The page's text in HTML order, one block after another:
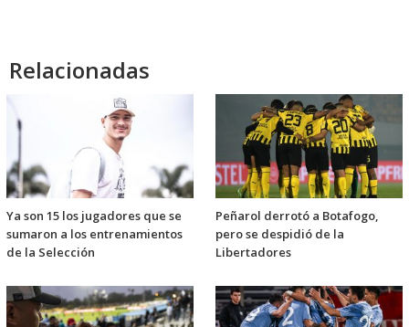
Relacionadas
Ya son 15 los jugadores que se
sumaron a los entrenamientos
de la Selección
Peñarol derrotó a Botafogo,
pero se despidió de la
Libertadores